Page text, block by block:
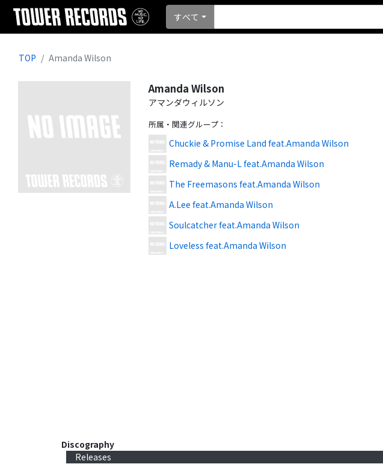
すべて
TOP Amanda Wilson
Amanda Wilson
アマンダウィルソン
所属・関連グループ：
Chuckie & Promise Land feat.Amanda Wilson
Remady & Manu-L feat.Amanda Wilson
The Freemasons feat.Amanda Wilson
A.Lee feat.Amanda Wilson
Soulcatcher feat.Amanda Wilson
Loveless feat.Amanda Wilson
Discography
Releases